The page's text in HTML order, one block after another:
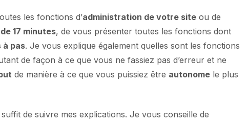
les fonctions d’administration de votre site ou de
17 minutes, de vous présenter toutes les fonctions dont
à pas. Je vous explique également quelles sont les fonctions
de façon à ce que vous ne fassiez pas d’erreur et ne
de manière à ce que vous puissiez être autonome le plus
de suivre mes explications. Je vous conseille de